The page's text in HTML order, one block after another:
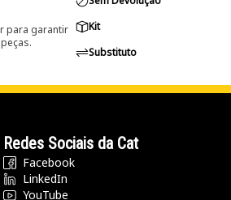
para garantir
Kit
Substituto
Redes Sociais da Cat
Facebook
LinkedIn
YouTube